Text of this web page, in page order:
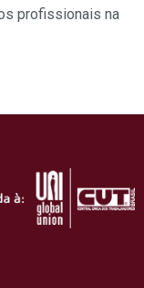
profissionais na